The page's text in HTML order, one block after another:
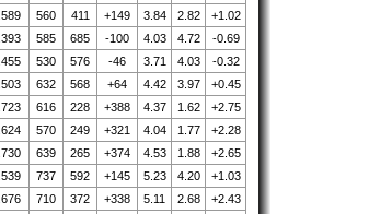
.589 560 411 +149 3.84 2.82
+1.02
.393 585 685 -100 4.03 4.72
-0.69
.455 530 576 -46 3.71 4.03
-0.32
.503 632 568 +64 4.42 3.97
+0.45
.723 616 228 +388 4.37 1.62
+2.75
.624 570 249 +321 4.04 1.77
+2.28
.730 639 265 +374 4.53 1.88
+2.65
.539 737 592 +145 5.23 4.20
+1.03
.676 710 372 +338 5.11 2.68
+2.43